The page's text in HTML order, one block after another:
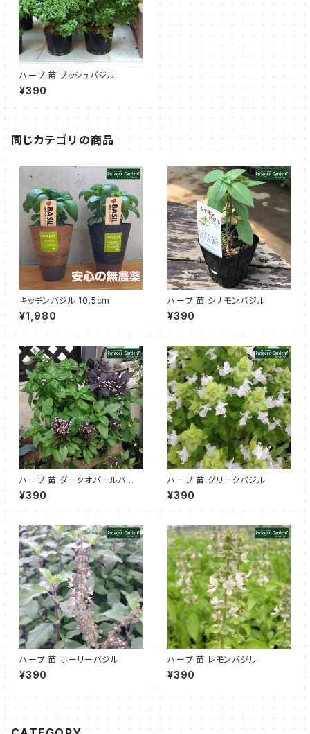
ハーブ 苗 ブッシュバジル
¥390
同じカテゴリの商品
キッチンバジル 10.5cm
¥1,980
ハーブ 苗 シナモンバジル
¥390
ハーブ 苗 ダークオパールバジ
ル
¥390
ハーブ 苗 グリークバジル
¥390
ハーブ 苗 ホーリーバジル
¥390
ハーブ 苗 レモンバジル
¥390